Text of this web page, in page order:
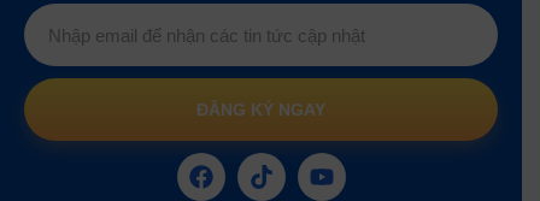
ĐĂNG KÝ NGAY